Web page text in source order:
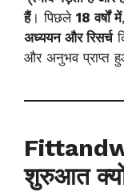
हैं। पिछले 18 वर्षों में
अध्ययन और रिसर्च
और अनुभव प्राप्त
शुरुआत